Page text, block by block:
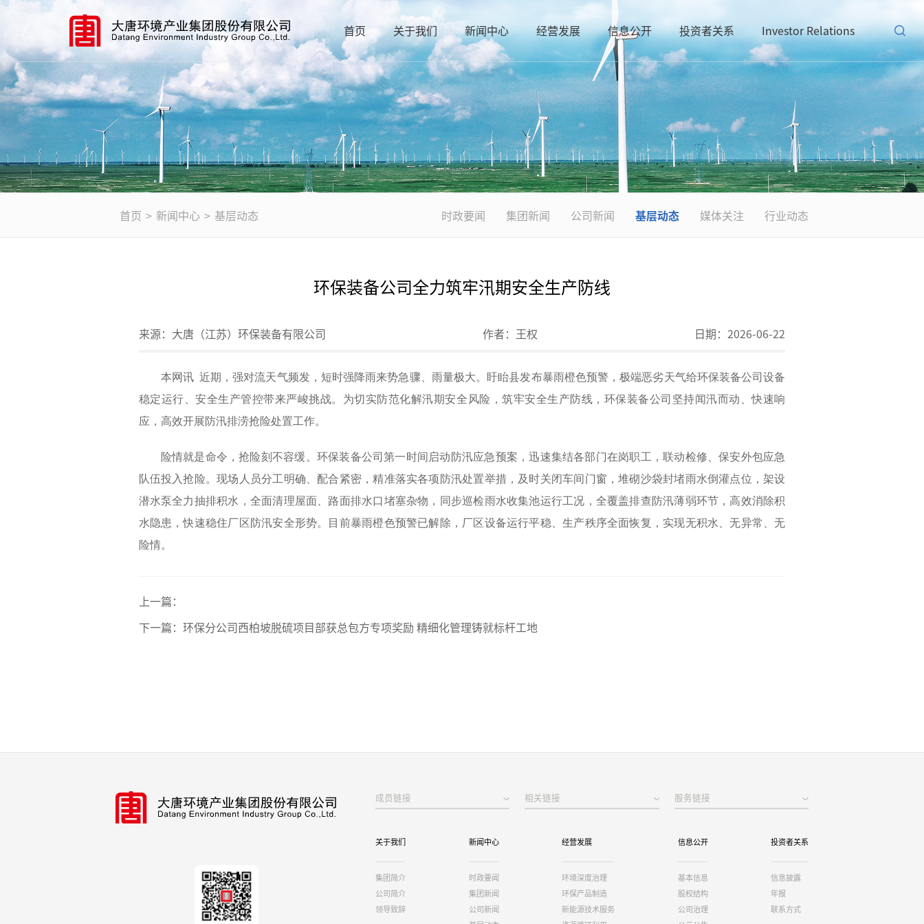
首页 关于我们 新闻中心 经营发展 信息公开 投资者关系 Investor Relations
首页 > 新闻中心 > 基层动态 时政要闻 集团新闻 公司新闻 基层动态 媒体关注 行业动态
环保装备公司全力筑牢汛期安全生产防线
来源： 大唐（江苏）环保装备有限公司 作者： 王权 日期：2026-06-22
本网讯 近期，强对流天气频发，短时强降雨来势急骤、雨量极大。盱眙县发布暴雨橙色预警，极端恶劣天气给环保装备公司设备
稳定运行、安全生产管控带来严峻挑战。为切实防范化解汛期安全风险，筑牢安全生产防线，环保装备公司坚持闻汛而动、快速响
应，高效开展防汛排涝抢险处置工作。
险情就是命令，抢险刻不容缓。环保装备公司第一时间启动防汛应急预案，迅速集结各部门在岗职工，联动检修、保安外包应急
队伍投入抢险。现场人员分工明确、配合紧密，精准落实各项防汛处置举措，及时关闭车间门窗，堆砌沙袋封堵雨水倒灌点位，架设
潜水泵全力抽排积水，全面清理屋面、路面排水口堵塞杂物，同步巡检雨水收集池运行工况，全覆盖排查防汛薄弱环节，高效消除积
水隐患，快速稳住厂区防汛安全形势。目前暴雨橙色预警已解除，厂区设备运行平稳、生产秩序全面恢复，实现无积水、无异常、无
险情。
上一篇：
下一篇： 环保分公司西柏坡脱硫项目部获总包方专项奖励 精细化管理铸就标杆工地
成员链接 相关链接 服务链接
关于我们
集团简介
公司简介
领导致辞
新闻中心
时政要闻
集团新闻
公司新闻
经营发展
环境深度治理
环保产品制造
新能源技术服务
信息公开
基本信息
股权结构
公司治理
投资者关系
信息披露
年报
联系方式